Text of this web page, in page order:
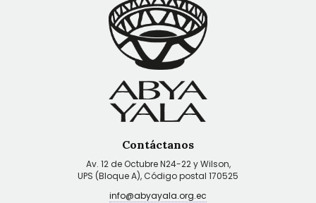
Contáctanos
Av. 12 de Octubre N24-22 y Wilson,
UPS (Bloque A), Código postal 170525
info@abyayala.org.ec